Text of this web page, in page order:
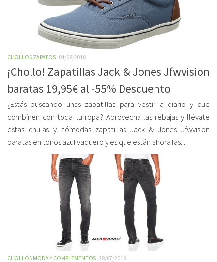
CHOLLOS ZAPATOS 04/08/2018
¡Chollo! Zapatillas Jack & Jones Jfwvision
baratas 19,95€ al -55% Descuento
¿Estás buscando unas zapatillas para vestir a diario y que
combinen con toda tu ropa? Aprovecha las rebajas y llévate
estas chulas y cómodas zapatillas Jack & Jones Jfwvision
baratas en tonos azul vaquero y es que están ahora las...
CHOLLOS MODA Y COMPLEMENTOS 28/07/2018